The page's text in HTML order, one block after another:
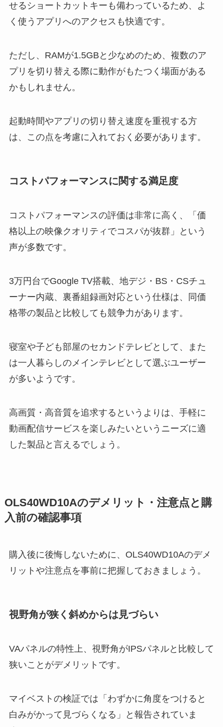
せるショートカットキーも備わっているため、よ
く使うアプリへのアクセスも快適です。
ただし、RAMが1.5GBと少なめのため、複数のア
プリを切り替える際に動作がもたつく場面がある
かもしれません。
起動時間やアプリの切り替え速度を重視する方
は、この点を考慮に入れておく必要があります。
コストパフォーマンスに関する満足度
コストパフォーマンスの評価は非常に高く、「価
格以上の映像クオリティでコスパが抜群」という
声が多数です。
3万円台でGoogle TV搭載、地デジ・BS・CSチュ
ーナー内蔵、裏番組録画対応という仕様は、同価
格帯の製品と比較しても競争力があります。
寝室や子ども部屋のセカンドテレビとして、また
は一人暮らしのメインテレビとして選ぶユーザー
が多いようです。
高画質・高音質を追求するというよりは、手軽に
動画配信サービスを楽しみたいというニーズに適
した製品と言えるでしょう。
OLS40WD10Aのデメリット・注意点と購
入前の確認事項
購入後に後悔しないために、OLS40WD10Aのデメ
リットや注意点を事前に把握しておきましょう。
視野角が狭く斜めからは見づらい
VAパネルの特性上、視野角がIPSパネルと比較して
狭いことがデメリットです。
マイベストの検証では「わずかに角度をつけると
白みがかって見づらくなる」と報告されていま